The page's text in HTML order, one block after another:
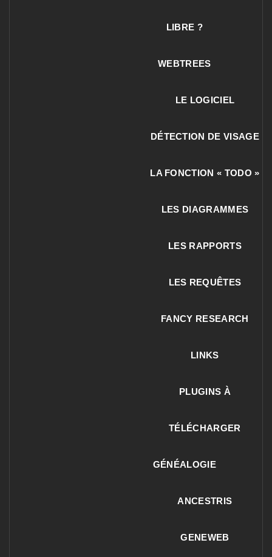
LIBRE ?
WEBTREES
LE LOGICIEL
DÉTECTION DE VISAGE
LA FONCTION « TODO »
LES DIAGRAMMES
LES RAPPORTS
LES REQUÊTES
FANCY RESEARCH
LINKS
PLUGINS À
TÉLÉCHARGER
GÉNÉALOGIE
ANCESTRIS
GENEWEB